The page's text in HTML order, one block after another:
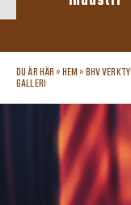
DU ÄR HÄR » HEM » BHV
GALLERI